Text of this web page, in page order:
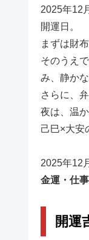
2025年12
開運日。
まずは財
そのうえ
み、静か
さらに、
夜は、温
己巳×大安
2025年12
金運・仕
開運